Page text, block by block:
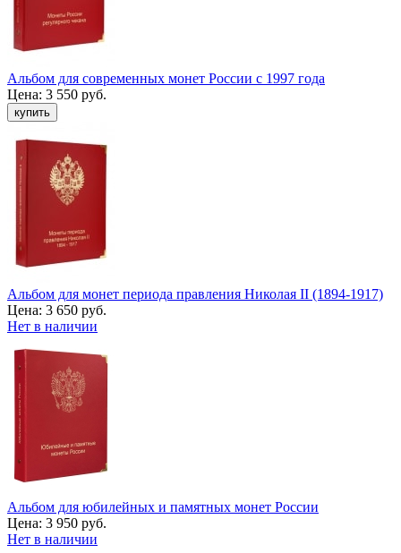
Альбом для современных монет России с 1997 года
Цена: 3 550 руб.
Альбом для монет периода правления Николая II (1894-1917)
Цена: 3 650 руб.
Нет в наличии
Альбом для юбилейных и памятных монет России
Цена: 3 950 руб.
Нет в наличии